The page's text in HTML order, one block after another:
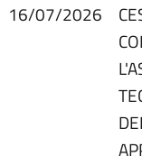
16/07/2026